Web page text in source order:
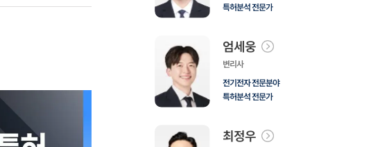
특허분석 전문가
엄세웅
변리사
전기전자 전문분야
특허분석 전문가
최정우